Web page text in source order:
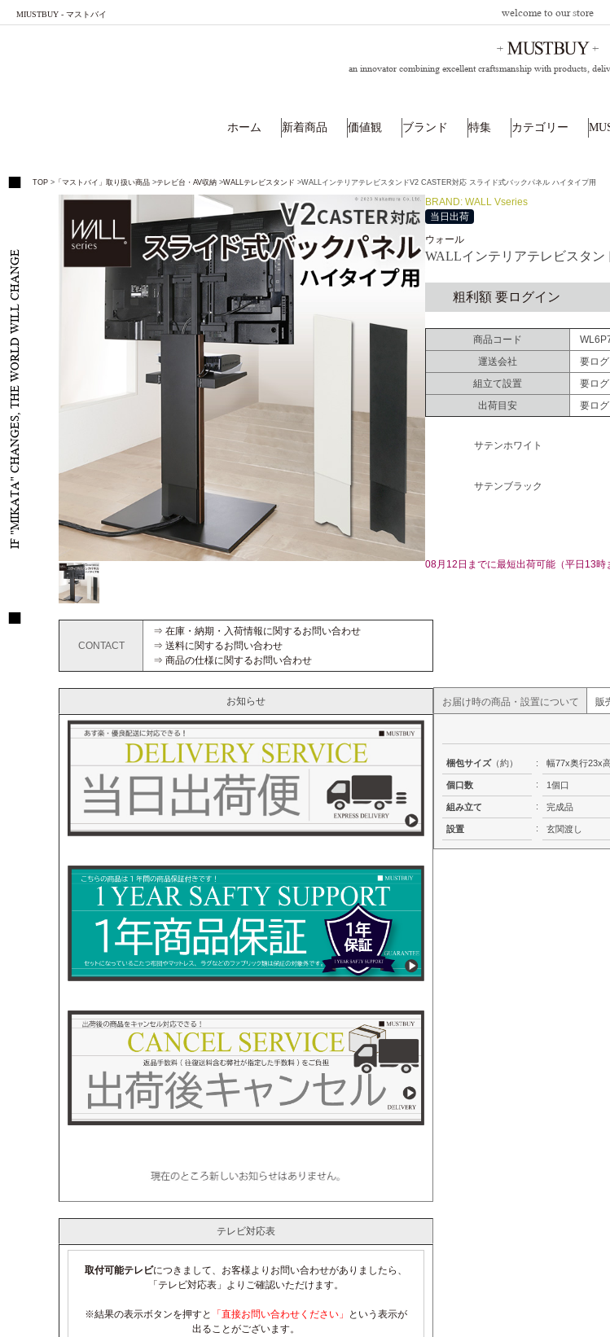
MIUSTBUY - マストバイ welcome to our store
an innovator combining excellent craftsmanship with products,
ホーム 新着商品 価値観 ブランド 特集 カテゴリー
TOP > 「マストバイ」取り扱い商品 >テレビ台・AV収納 >WALLテレビスタンド >WALLインテリアテレビスタンドV2 CASTER対応 スライド式バックパネル ハイタイプ用
BRAND: WALL Vseries
当日出荷
ウォール
WALLインテリアテレビスタン
粗利額 要ログイン
商品コード
運送会社
要ロ
組立て設置
要ロ
出荷目安
要ロ
サテンホワイト
サテンブラック
08月12日までに最短出荷可能（平日13時
CONTACT
⇒ 在庫・納期・入荷情報に関するお問い合わせ
⇒ 送料に関するお問い合わせ
⇒ 商品の仕様に関するお問い合わせ
お知らせ
テレビ対応表
取付可能テレビにつきまして、お客様よりお問い合わせがありましたら、
「テレビ対応表」よりご確認いただけます。
※結果の表示ボタンを押すと 「直接お問い合わせください」
という表示が
出ることがございます。
お届け時の商品・設置について 販
梱包サイズ（約） : 幅77x奥行23x
個口数 : 1個口
組み立て : 完成品
設置 : 玄関渡し
IF "MIKATA" CHANGES, THE WORLD WILL CHANGE